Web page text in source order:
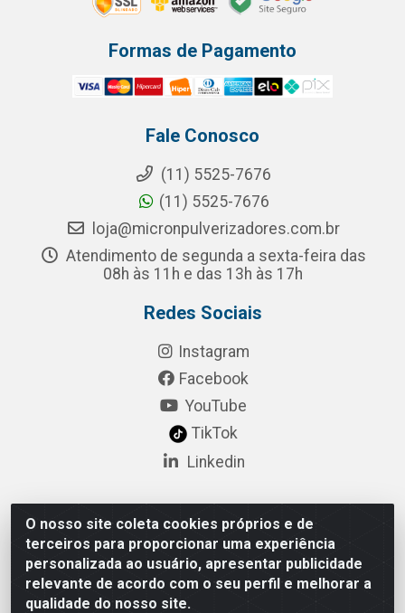
O nosso site coleta cookies próprios e de
terceiros para proporcionar uma experiência
personalizada ao usuário, apresentar publicidade
relevante de acordo com o seu perfil e melhorar a
qualidade do nosso site.
Formas de Pagamento
Fale Conosco
(11) 5525-7676
(11) 5525-7676
loja@micronpulverizadores.com.br
Atendimento de segunda a sexta-feira das
08h às 11h e das 13h às 17h
Redes Sociais
Instagram
Facebook
YouTube
TikTok
Linkedin
Pulsar Tecnologia Industria e Comercio LTDA - Rua
Lagrange, 132 - Socorro, São Paulo/SP - CEP 04.761-
050 - CNPJ 52.098.860/0001-03